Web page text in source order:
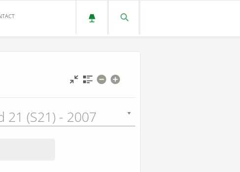
21 (S21) - 2007